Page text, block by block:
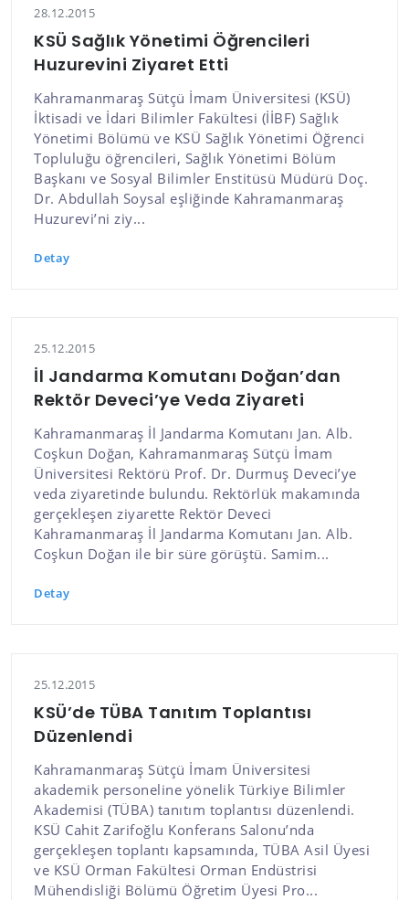
28.12.2015
KSÜ Sağlık Yönetimi Öğrencileri
Huzurevini Ziyaret Etti
Kahramanmaraş Sütçü İmam Üniversitesi (KSÜ)
İktisadi ve İdari Bilimler Fakültesi (İİBF) Sağlık
Yönetimi Bölümü ve KSÜ Sağlık Yönetimi Öğrenci
Topluluğu öğrencileri, Sağlık Yönetimi Bölüm
Başkanı ve Sosyal Bilimler Enstitüsü Müdürü Doç.
Dr. Abdullah Soysal eşliğinde Kahramanmaraş
Huzurevi’ni ziy...
Detay
25.12.2015
İl Jandarma Komutanı Doğan’dan
Rektör Deveci’ye Veda Ziyareti
Kahramanmaraş İl Jandarma Komutanı Jan. Alb.
Coşkun Doğan, Kahramanmaraş Sütçü İmam
Üniversitesi Rektörü Prof. Dr. Durmuş Deveci’ye
veda ziyaretinde bulundu. Rektörlük makamında
gerçekleşen ziyarette Rektör Deveci
Kahramanmaraş İl Jandarma Komutanı Jan. Alb.
Coşkun Doğan ile bir süre görüştü. Samim...
Detay
25.12.2015
KSÜ’de TÜBA Tanıtım Toplantısı
Düzenlendi
Kahramanmaraş Sütçü İmam Üniversitesi
akademik personeline yönelik Türkiye Bilimler
Akademisi (TÜBA) tanıtım toplantısı düzenlendi.
KSÜ Cahit Zarifoğlu Konferans Salonu’nda
gerçekleşen toplantı kapsamında, TÜBA Asil Üyesi
ve KSÜ Orman Fakültesi Orman Endüstrisi
Mühendisliği Bölümü Öğretim Üyesi Pro...